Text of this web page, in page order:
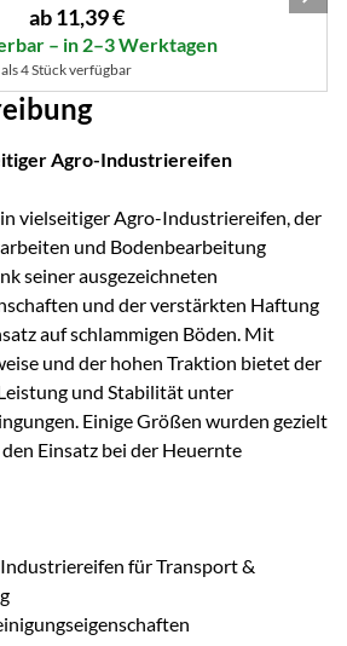
ab:
ab 11,39€
– in 2–3 Werktagen
4 Stück verfügbar
Agro-Industriereifen
vielseitiger Agro-Industriereifen, der
und Bodenbearbeitung
seiner ausgezeichneten
und der verstärkten Haftung
auf schlammigen Böden. Mit
und der hohen Traktion bietet der
und Stabilität unter
Einige Größen wurden gezielt
Einsatz bei der Heuernte
für Transport &